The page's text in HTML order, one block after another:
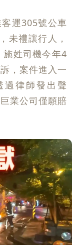
客運305號公車
未禮讓行人，
姓司機今年4
，案件進入一
過律師發出聲
業公司僅願賠